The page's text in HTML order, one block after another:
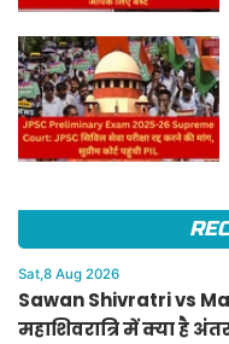
Sat,8 Aug 2026
Sawan Shivratri vs
महाशिवरात्रि में क्या है